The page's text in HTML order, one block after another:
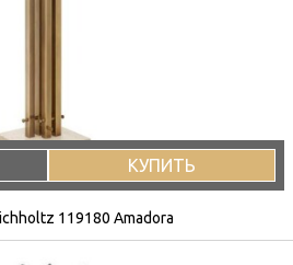
КУПИТЬ
119180 Amadora